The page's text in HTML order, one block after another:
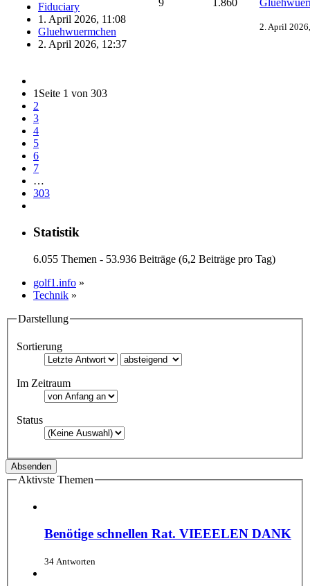
Fiduciary
1. April 2026, 11:08
Gluehwuermchen
2. April 2026, 12:37
2. April
1 Seite 1 von 303
2
3
4
5
6
7
…
303
Statistik
6.055 Themen - 53.936 Beiträge (6,2 Beiträge pro Tag)
golf1.info »
Technik »
Darstellung
Sortierung
Im Zeitraum
Status
Aktivste Themen
Benötige schnellen Rat. VIEEELEN DANK
34 Antworten